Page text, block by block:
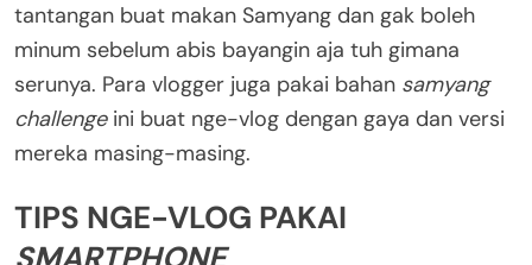
tantangan buat makan Samyang dan gak boleh
minum sebelum abis bayangin aja tuh gimana
serunya. Para vlogger juga pakai bahan samyang
challengeini buat nge-vlog dengan gaya dan versi
mereka masing-masing.
TIPS NGE-VLOG PAKAI